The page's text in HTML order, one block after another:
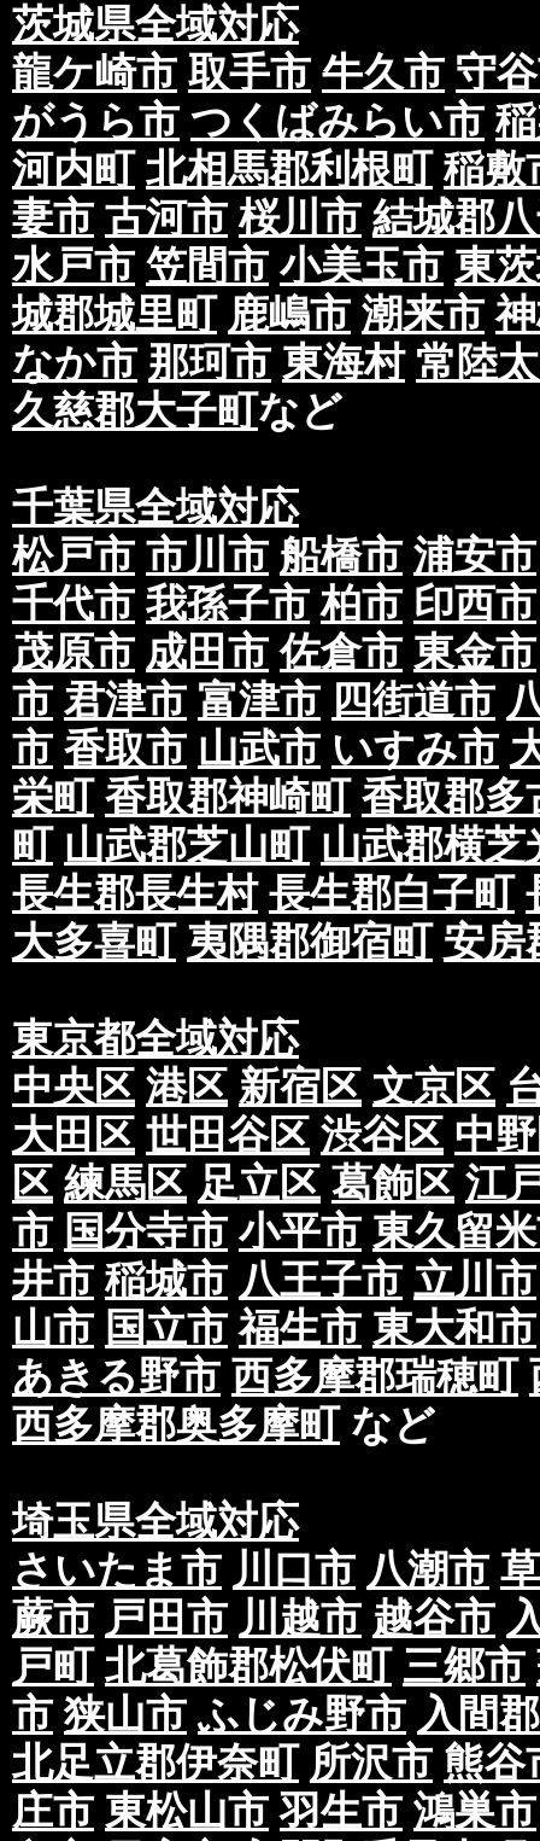
茨城県全域対応
龍ケ崎市 取手市 牛久市 守
がうら市 つくばみらい市
河内町 北相馬郡利根町 稲敷
妻市 古河市 桜川市 結城郡
水戸市 笠間市 小美玉市 東
城郡城里町 鹿嶋市 潮来市
なか市 那珂市 東海村 常陸
久慈郡大子町など
千葉県全域対応
松戸市 市川市 船橋市 浦安市
千代市 我孫子市 柏市 印西市
茂原市 成田市 佐倉市 東金市
市 君津市 富津市 四街道市
市 香取市 山武市 いすみ市
栄町 香取郡神崎町 香取郡多
町 山武郡芝山町 山武郡横芝
長生郡長生村 長生郡白子町
大多喜町 夷隅郡御宿町 安房
東京都全域対応
中央区 港区 新宿区 文京区
大田区 世田谷区 渋谷区 中
区 練馬区 足立区 葛飾区 江
市 国分寺市 小平市 東久留
井市 稲城市 八王子市 立川市
山市 国立市 福生市 東大和市
あきる野市 西多摩郡瑞穂町
西多摩郡奥多摩町など
埼玉県全域対応
さいたま市 川口市 八潮市
蕨市 戸田市 川越市 越谷市
戸町 北葛飾郡松伏町 三郷市
市 狭山市 ふじみ野市 入間
北足立郡伊奈町 所沢市 熊谷
庄市 東松山市 羽生市 鴻巣市